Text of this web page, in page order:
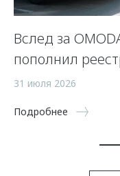
Вслед за
пополнил
31 июля 2026
Подробнее